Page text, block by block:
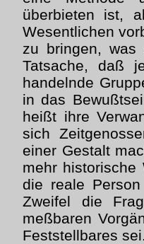
überbieten ist,
Wesentlichen
zu bringen, was
Tatsache, daß
handelnde
in das
heißt ihre
sich
einer Gestalt
mehr historische
die reale
Zweifel die
meßbaren
Feststellbares sei.